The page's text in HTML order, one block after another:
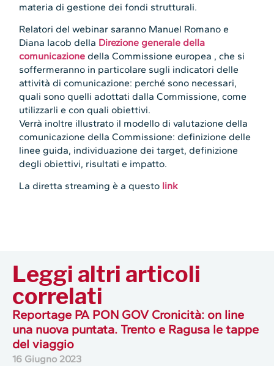
materia di gestione dei fondi strutturali.
Relatori del webinar saranno Manuel Romano e
Diana Iacob della Direzione generale della
comunicazione della Commissione europea , che si
soffermeranno in particolare sugli indicatori delle
attività di comunicazione: perché sono necessari,
quali sono quelli adottati dalla Commissione, come
utilizzarli e con quali obiettivi.
Verrà inoltre illustrato il modello di valutazione della
comunicazione della Commissione: definizione delle
linee guida, individuazione dei target, definizione
degli obiettivi, risultati e impatto.
La diretta streaming è a questo link
Leggi altri articoli
correlati
Reportage PA PON GOV Cronicità: on line
una nuova puntata. Trento e Ragusa le tappe
del viaggio
16 Giugno 2023